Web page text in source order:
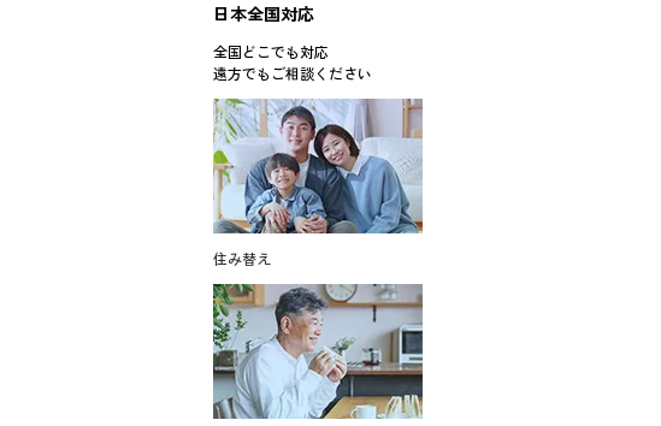
日本全国対応
全国どこでも対応
遠方でもご相談ください
住み替え